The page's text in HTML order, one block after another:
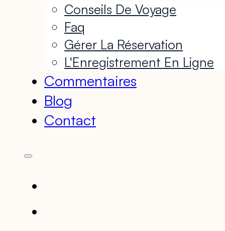
Conseils De Voyage
Faq
Gérer La Réservation
L'Enregistrement En Ligne
Commentaires
Blog
Contact